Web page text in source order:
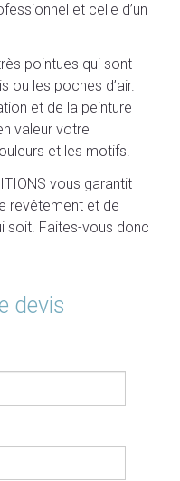
et celle d’un
pointues qui sont
ou les poches d’air.
et de la peinture
valeur votre
et les motifs.
vous garantit
revêtement et de
soit. Faites-vous donc
devis